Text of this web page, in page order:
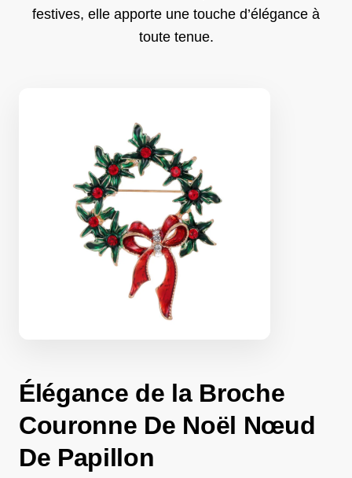
festives, elle apporte une touche d’élégance à
toute tenue.
Élégance de la Broche
Couronne De Noël Nœud
De Papillon